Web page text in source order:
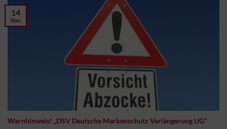
Warnhinweis! „DSV Deutsche Markenschutz Verlängerung UG“
14
Nov.